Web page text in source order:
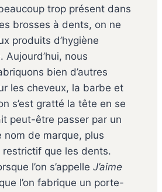
trop présent dans
brosses à dents, on ne
produits d’hygiène
nous
bien d’autres
les cheveux, la barbe et
s’est gratté la tête en se
peut-être passer par un
nom de marque, plus
que les dents.
l’on s’appelle J’aime
l’on fabrique un porte-